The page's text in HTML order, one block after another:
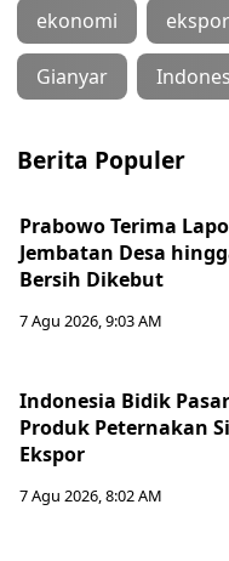
ekonomi ekspor
Gianyar
Berita Populer
Prabowo Terima
Jembatan Desa
Bersih Dikebut
7 Agu 2026, 9:03 AM
Indonesia Bidik
Produk Peternakan
Ekspor
7 Agu 2026, 8:02 AM